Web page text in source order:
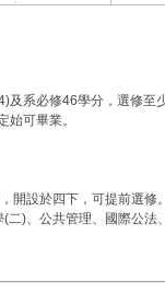
系必修46學分，選修至
可畢業。
開設於四下，可提前選修。
)、公共管理、國際公